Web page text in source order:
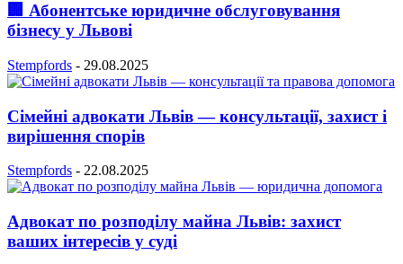
🏢 Абонентське юридичне обслуговування
бізнесу у Львові
Stempfords - 29.08.2025
Сімейні адвокати Львів — консультації, захист і
вирішення спорів
Stempfords - 22.08.2025
Адвокат по розподілу майна Львів: захист
ваших інтересів у суді